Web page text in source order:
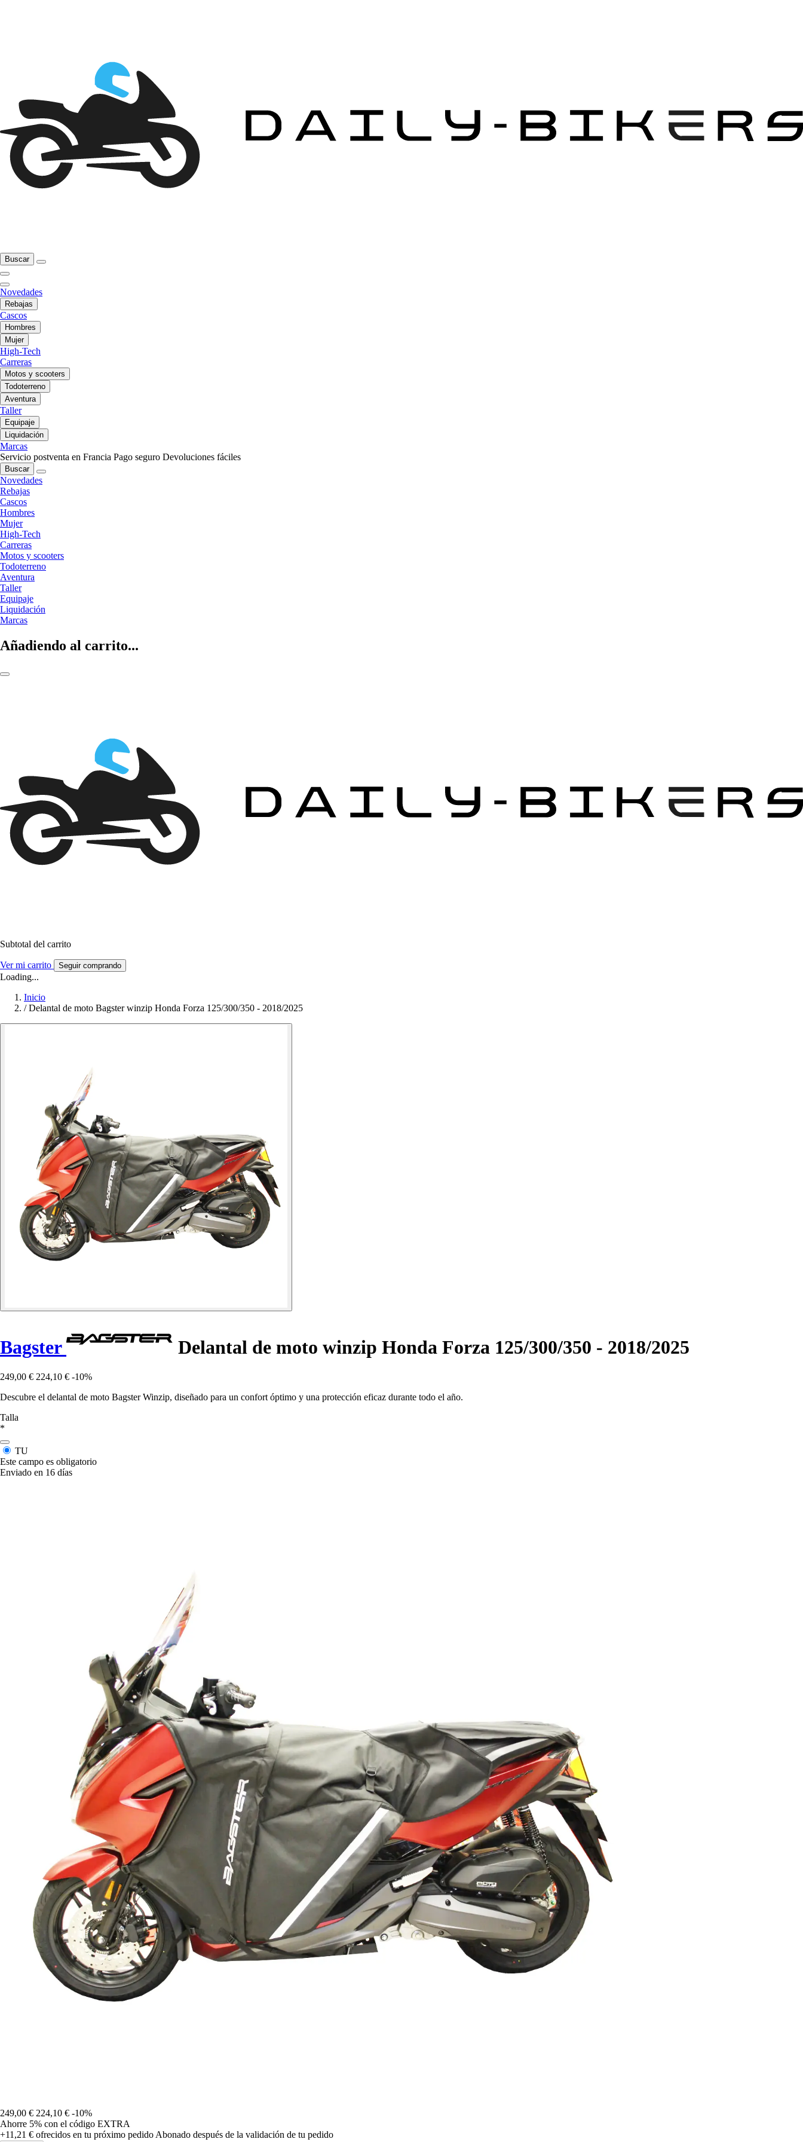
Buscar
Novedades
Rebajas
Cascos
Hombres
Mujer
High-Tech
Carreras
Motos y scooters
Todoterreno
Aventura
Taller
Equipaje
Liquidación
Marcas
Servicio postventa en Francia Pago seguro Devoluciones fáciles
Buscar
Novedades
Rebajas
Cascos
Hombres
Mujer
High-Tech
Carreras
Motos y scooters
Todoterreno
Aventura
Taller
Equipaje
Liquidación
Marcas
Añadiendo al carrito...
Subtotal del carrito
Ver mi carrito Seguir comprando
Loading...
Inicio
/ Delantal de moto Bagster winzip Honda Forza 125/300/350 - 2018/2025
Bagster Delantal de moto winzip Honda Forza 125/300/350 - 2018/2025
249,00 € 224,10 € -10%
Descubre el delantal de moto Bagster Winzip, diseñado para un confort óptimo y una protección eficaz durante todo el año.
Talla
*
TU
Este campo es obligatorio
Enviado en 16 días
249,00 € 224,10 € -10%
Ahorre 5% con el código EXTRA
+11,21 € ofrecidos en tu próximo pedido Abonado después de la validación de tu pedido